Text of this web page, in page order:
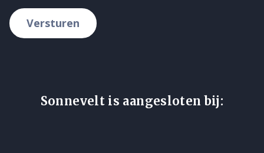
Versturen
Sonnevelt is aangesloten bij: